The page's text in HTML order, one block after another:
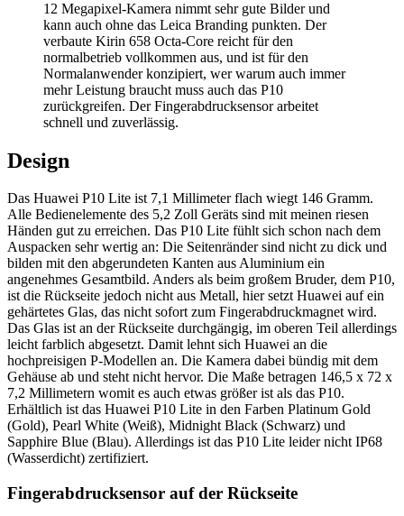
12 Megapixel-Kamera nimmt sehr gute Bilder und
kann auch ohne das Leica Branding punkten. Der
verbaute Kirin 658 Octa-Core reicht für den
normalbetrieb vollkommen aus, und ist für den
Normalanwender konzipiert, wer warum auch immer
mehr Leistung braucht muss auch das P10
zurückgreifen. Der Fingerabdrucksensor arbeitet
schnell und zuverlässig.
Design
Das Huawei P10 Lite ist 7,1 Millimeter flach wiegt 146 Gramm.
Alle Bedienelemente des 5,2 Zoll Geräts sind mit meinen riesen
Händen gut zu erreichen. Das P10 Lite fühlt sich schon nach dem
Auspacken sehr wertig an: Die Seitenränder sind nicht zu dick und
bilden mit den abgerundeten Kanten aus Aluminium ein
angenehmes Gesamtbild. Anders als beim großem Bruder, dem P10,
ist die Rückseite jedoch nicht aus Metall, hier setzt Huawei auf ein
gehärtetes Glas, das nicht sofort zum Fingerabdruckmagnet wird.
Das Glas ist an der Rückseite durchgängig, im oberen Teil allerdings
leicht farblich abgesetzt. Damit lehnt sich Huawei an die
hochpreisigen P-Modellen an. Die Kamera dabei bündig mit dem
Gehäuse ab und steht nicht hervor. Die Maße betragen 146,5 x 72 x
7,2 Millimetern womit es auch etwas größer ist als das P10.
Erhältlich ist das Huawei P10 Lite in den Farben Platinum Gold
(Gold), Pearl White (Weiß), Midnight Black (Schwarz) und
Sapphire Blue (Blau). Allerdings ist das P10 Lite leider nicht IP68
(Wasserdicht) zertifiziert.
Fingerabdrucksensor auf der Rückseite